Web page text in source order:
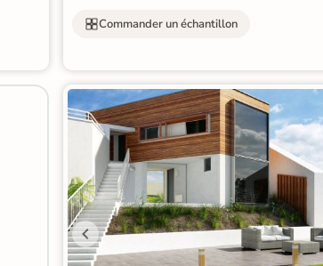
Commander un échantillon